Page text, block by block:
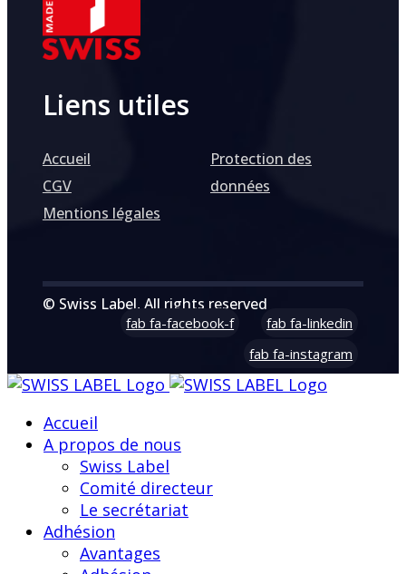
Liens utiles
Accueil
CGV
Mentions légales
Protection des
données
© Swiss Label, All rights reserved
fab fa-facebook-f
fab fa-linkedin
fab fa-instagram
Accueil
A propos de nous
Swiss Label
Comité directeur
Le secrétariat
Adhésion
Avantages